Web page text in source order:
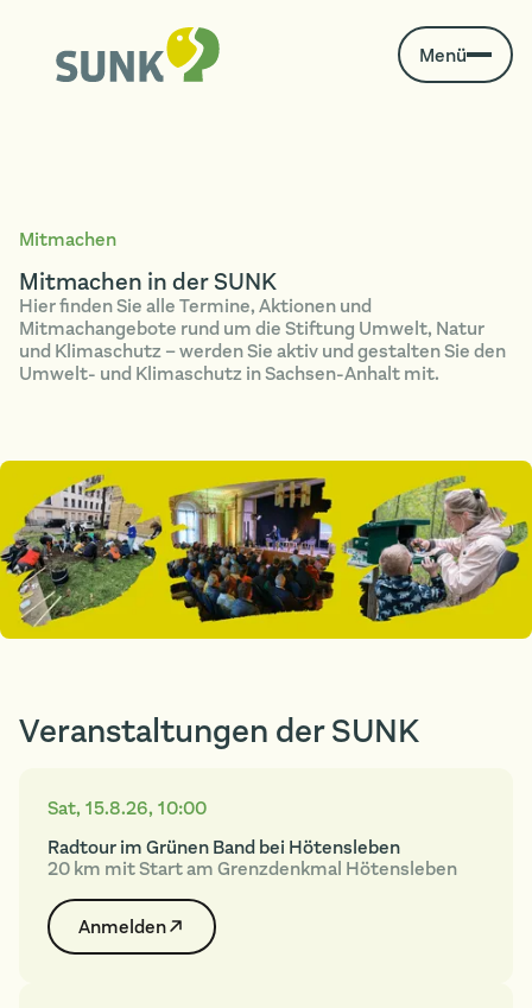
Menü
Mitmachen
Mitmachen in der SUNK
Hier finden Sie alle Termine, Aktionen und
Mitmachangebote rund um die Stiftung Umwelt, Natur
und Klimaschutz – werden Sie aktiv und gestalten Sie den
Umwelt- und Klimaschutz in Sachsen-Anhalt mit.
Veranstaltungen der SUNK
Sat, 15.8.26, 10:00
Radtour im Grünen Band bei Hötensleben
20 km mit Start am Grenzdenkmal Hötensleben
Anmelden